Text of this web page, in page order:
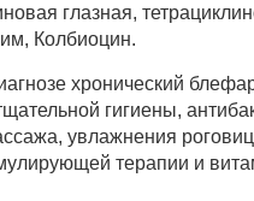
глазная,
Колбиоцин.
хронический
гигиены,
увлажнения
терапии и